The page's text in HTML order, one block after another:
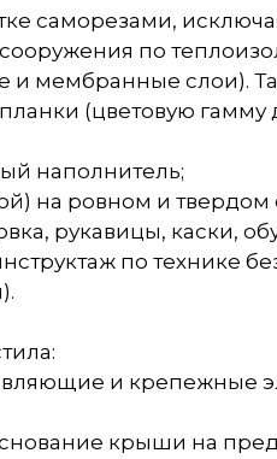
саморезами,
по
мембранные слои).
(цветовую
наполнитель;
на ровном и твердом
рукавицы, каски,
по технике
и крепежные
крыши на